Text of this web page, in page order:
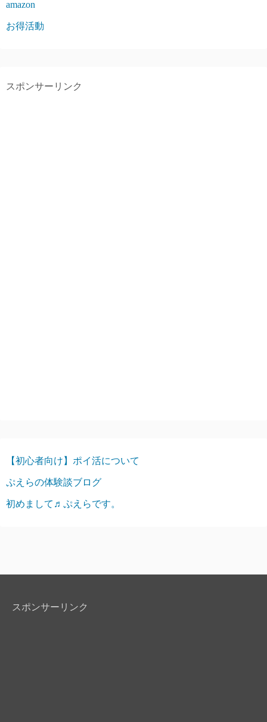
amazon
お得活動
スポンサーリンク
【初心者向け】ポイ活について
ぷえらの体験談ブログ
初めまして♬ぷえらです。
スポンサーリンク